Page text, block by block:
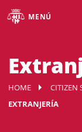
MENÚ
HOME CITIZEN
EXTRANJERÍA